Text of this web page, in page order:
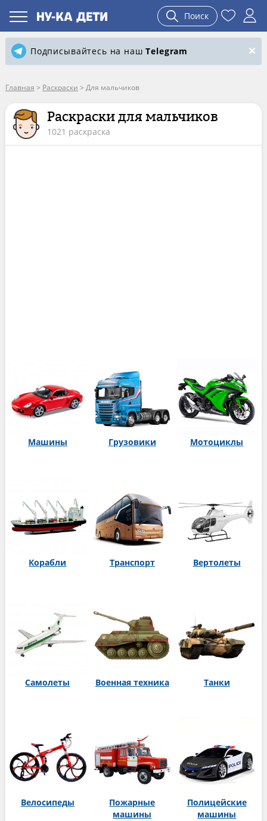
Поиск
Подписывайтесь на нашTelegram
Главная > Раскраски > Для мальчиков
Раскраски для мальчиков
1021 раскраска
Машины Грузовики Мотоциклы
Корабли Транспорт Вертолеты
Самолеты Военная техника Танки
Велосипеды
Пожарные
машины
Полицейские
машины